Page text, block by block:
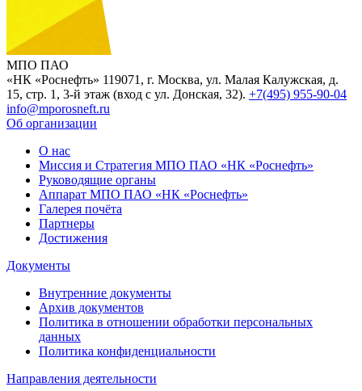
МПО ПАО
«НК «Роснефть» 119071, г. Москва, ул. Малая Калужская, д.
15, стр. 1, 3-й этаж (вход с ул. Донская, 32). +7(495) 955-90-04
info@mporosneft.ru
Об организации
О нас
Миссия и Стратегия МПО ПАО «НК «Роснефть»
Руководящие органы
Аппарат МПО ПАО «НК «Роснефть»
Галерея почёта
Партнеры
Достижения
Документы
Внутренние документы
Архив документов
Политика в отношении обработки персональных
данных
Политика конфиденциальности
Направления деятельности